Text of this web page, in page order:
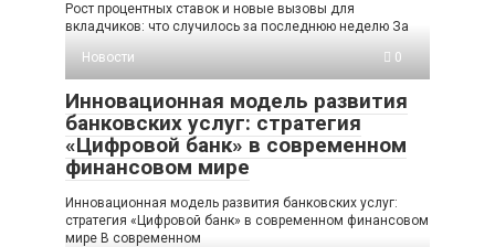
Рост процентных ставок и новые вызовы для
вкладчиков: что случилось за последнюю неделю За
Новости
0
Инновационная модель развития
банковских услуг: стратегия
«Цифровой банк» в современном
финансовом мире
Инновационная модель развития банковских услуг:
стратегия «Цифровой банк» в современном финансовом
мире В современном